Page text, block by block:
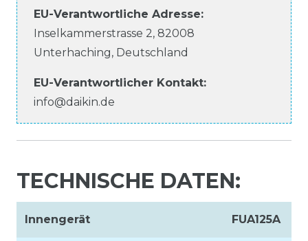
EU-Verantwortliche Adresse:
Inselkammerstrasse 2, 82008
Unterhaching, Deutschland
EU-Verantwortlicher Kontakt:
info@daikin.de
TECHNISCHE DATEN:
Innengerät FUA125A